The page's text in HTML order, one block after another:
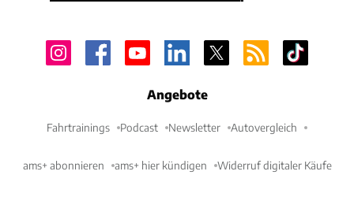
Angebote
Fahrtrainings Podcast Newsletter Autovergleich
ams+ abonnieren ams+ hier kündigen Widerruf digitaler Käufe